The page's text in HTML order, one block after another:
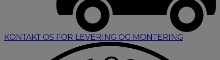
KONTAKT OS FOR LEVERING OG MONTERING